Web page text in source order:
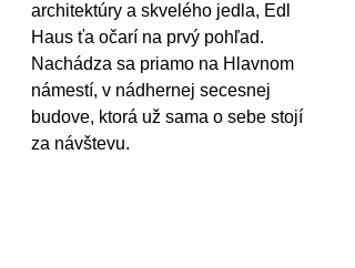
architektúry a skvelého jedla, Edl
Haus ťa očarí na prvý pohľad.
Nachádza sa priamo na Hlavnom
námestí, v nádhernej secesnej
budove, ktorá už sama o sebe stojí
za návštevu.